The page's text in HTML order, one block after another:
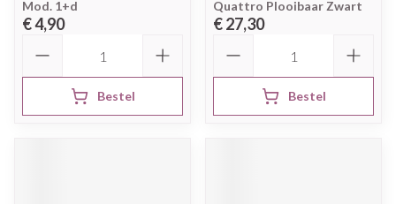
Mod. 1+d
€ 4,90
Bestel
Quattro Plooibaar Zwart
€ 27,30
Bestel